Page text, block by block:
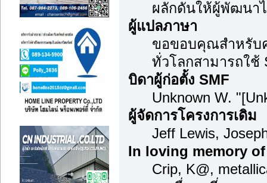
ผลักดันให้ผู้พัฒนา
ผู้แปลภาษา
ขอขอบคุณสำหรับ
ทั่วโลกสามารถใช้
บิดาผู้ก่อตั้ง SMF
Unknown W.
ผู้จัดการโครงการเดิม
Jeff Lewis,
In loving memory of
Crip, K@,